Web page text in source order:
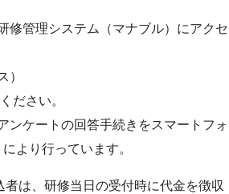
修管理システム（マナブル）にアクセ
）
ださい。
ンケートの回答手続きをスマートフォ
より行っています。
は、研修当日の受付時に代金を徴収